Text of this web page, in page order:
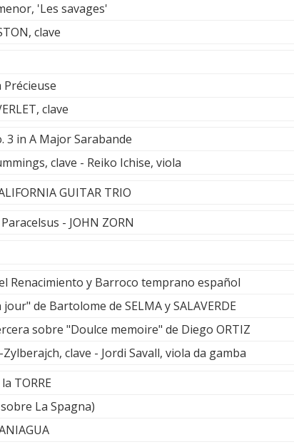
'Les savages'
clave
Précieuse
clave
3 in A Major Sarabande
clave - Reiko Ichise, viola
GUITAR TRIO
- JOHN ZORN
Renacimiento y Barroco temprano español
de Bartolome de SELMA y SALAVERDE
sobre "Doulce memoire" de Diego ORTIZ
clave - Jordi Savall, viola da gamba
TORRE
La Spagna)